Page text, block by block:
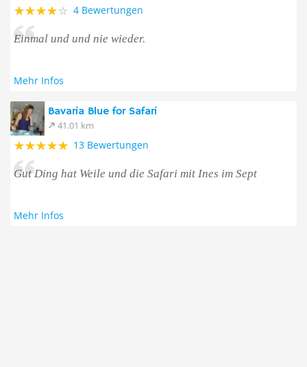
4 Bewertungen
Einmal und und nie wieder.
Mehr Infos
Bavaria Blue for Safari
41.01 km
13 Bewertungen
Gut Ding hat Weile und die Safari mit Ines im Sept
Mehr Infos